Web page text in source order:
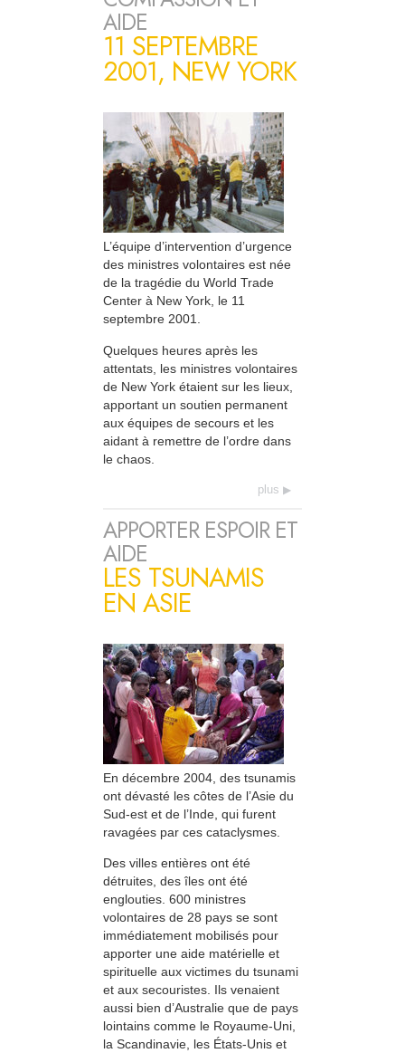
AIDE
11 SEPTEMBRE
2001, NEW YORK
L’équipe d’intervention d’urgence
des ministres volontaires est née
de la tragédie du World Trade
Center à New York, le 11
septembre 2001.
Quelques heures après les
attentats, les ministres volontaires
de New York étaient sur les lieux,
apportant un soutien permanent
aux équipes de secours et les
aidant à remettre de l’ordre dans
le chaos.
plus
APPORTER ESPOIR ET
AIDE
LES TSUNAMIS
EN ASIE
En décembre 2004, des tsunamis
ont dévasté les côtes de l’Asie du
Sud-est et de l’Inde, qui furent
ravagées par ces cataclysmes.
Des villes entières ont été
détruites, des îles ont été
englouties. 600 ministres
volontaires de 28 pays se sont
immédiatement mobilisés pour
apporter une aide matérielle et
spirituelle aux victimes du tsunami
et aux secouristes. Ils venaient
aussi bien d’Australie que de pays
lointains comme le Royaume-Uni,
la Scandinavie, les États-Unis et